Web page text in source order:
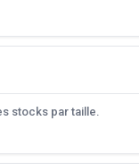
stocks par taille.